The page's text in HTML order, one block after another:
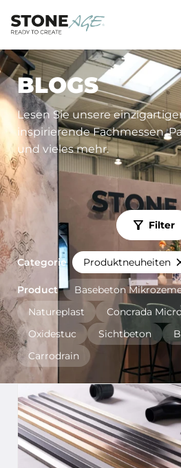
BLOGS
Lesen Sie unsere
inspirierende Fachmessen,
und vieles mehr.
Filter
Categorie Produktneuheiten
Product Basebeton
Natureplast
Concrada
Oxidestuc
Sichtbeton
Carrodrain